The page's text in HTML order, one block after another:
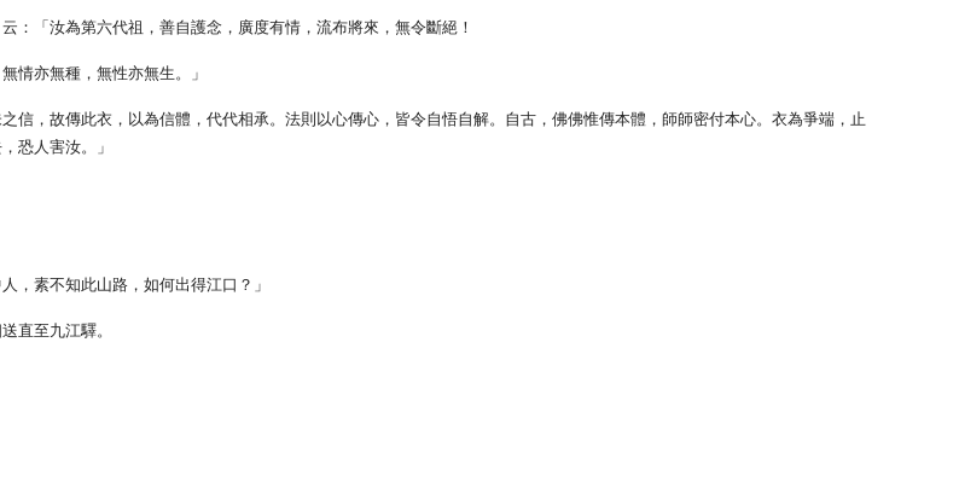
：「汝為第六代祖，善自護念，廣度有情，流布將來，無令斷絕！
情亦無種，無性亦無生。」
信，故傳此衣，以為信體，代代相承。法則以心傳心，皆令自悟自解。自古，佛佛惟傳本體，師師密付本心。衣為爭端，止
恐人害汝。」
，素不知此山路，如何出得江口？」
直至九江驛。